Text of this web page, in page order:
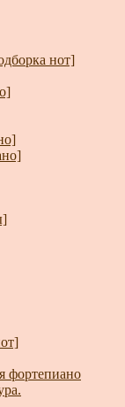
нот]
фортепиано